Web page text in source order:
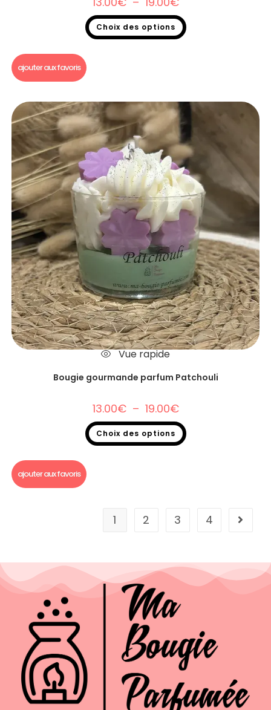
Choix des options
ajouter aux favoris
Vue rapide
Bougie gourmande parfum Patchouli
13.00€ – 19.00€
Choix des options
ajouter aux favoris
1 2 3 4